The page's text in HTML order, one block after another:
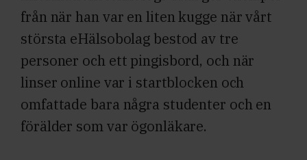
från när han var en liten kugge när vårt
största eHälsobolag bestod av tre
personer och ett pingisbord, och när
linser online var i startblocken och
omfattade bara några studenter och en
förälder som var ögonläkare.